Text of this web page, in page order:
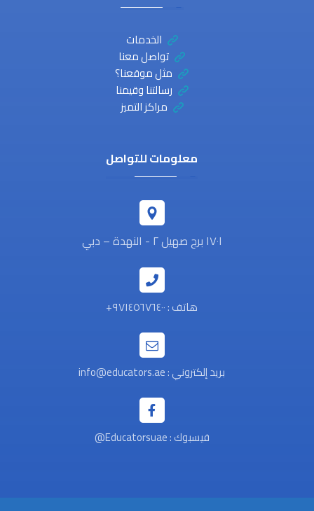
الخدمات
تواصل معنا
مثل موقعنا؟
رسالتنا وقيمنا
مراكز التميز
معلومات للتواصل
١٧٠١ برج صهيل ٢ - النهدة – دبي
هاتف : ٩٧١٤٥٦٧٦٤٠٠+
بريد إلكتروني : info@educators.ae
فيسبوك : Educatorsuae@